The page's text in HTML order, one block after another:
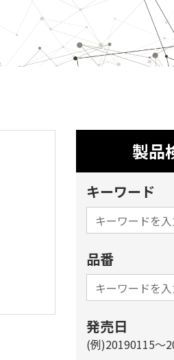
材取扱商社一覧
製品
キーワード
品番
発売日
(例)20190115～